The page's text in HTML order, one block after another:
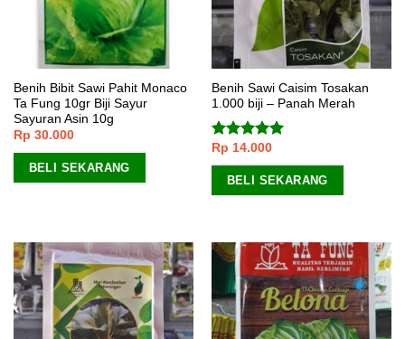
Benih Bibit Sawi Pahit Monaco
Ta Fung 10gr Biji Sayur
Sayuran Asin 10g
Rp 30.000
BELI SEKARANG
Benih Sawi Caisim Tosakan
1.000 biji – Panah Merah
Dinilai5.00
dari 5
Rp 14.000
BELI SEKARANG